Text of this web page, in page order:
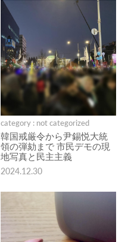
category : not categorized
韓国戒厳令から尹錫悦大統
領の弾劾まで 市民デモの現
地写真と民主主義
2024.12.30